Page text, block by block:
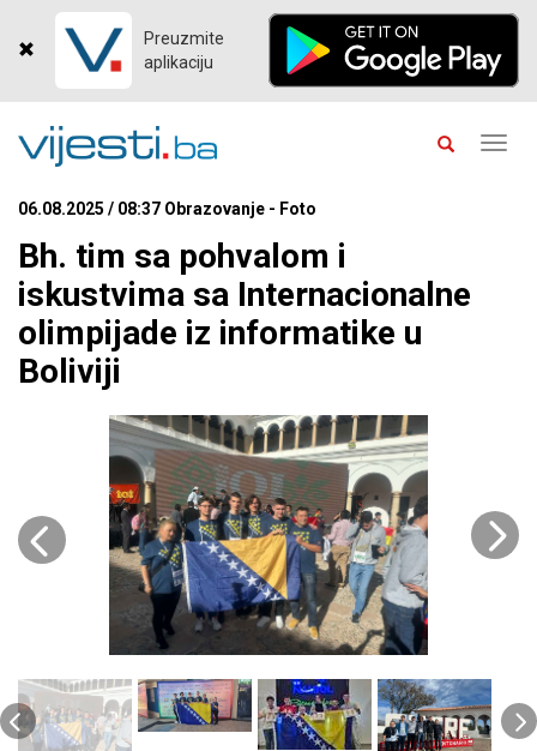
Preuzmite
aplikaciju
06.08.2025 / 08:37 Obrazovanje - Foto
Bh. tim sa pohvalom i
iskustvima sa Internacionalne
olimpijade iz informatike u
Boliviji